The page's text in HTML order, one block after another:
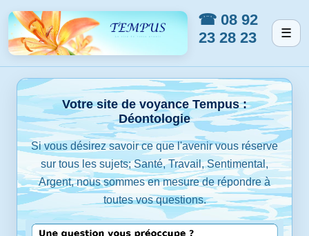
☎ 08 92
23 28 23
☰
Votre site de voyance Tempus :
Déontologie
Si vous désirez savoir ce que l'avenir vous réserve
sur tous les sujets; Santé, Travail, Sentimental,
Argent, nous sommes en mesure de répondre à
toutes vos questions.